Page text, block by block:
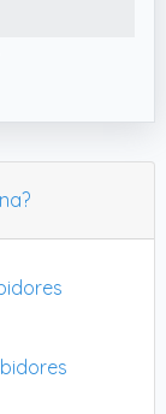
son